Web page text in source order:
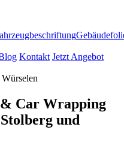
Kontakt Jetzt Angebot
Car Wrapping
und